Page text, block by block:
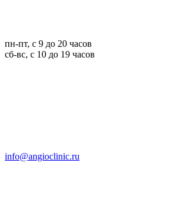
пн-пт, с 9 до 20 часов
сб-вс, с 10 до 19 часов
info@angioclinic.ru